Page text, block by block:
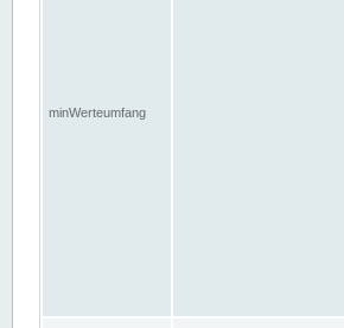
minWerteumfang